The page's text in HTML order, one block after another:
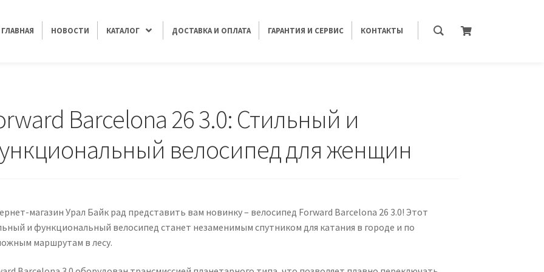
ГЛАВНАЯ НОВОСТИ КАТАЛОГ ДОСТАВКА И ОПЛАТА ГАРАНТИЯ И СЕРВИС КОНТАКТЫ
Barcelona 26 3.0: Стильный и
велосипед для женщин
магазин Урал Байк рад представить вам новинку – велосипед Forward Barcelona 26 3.0! Этот
и функциональный велосипед станет незаменимым спутником для катания в городе и по
маршрутам в лесу.